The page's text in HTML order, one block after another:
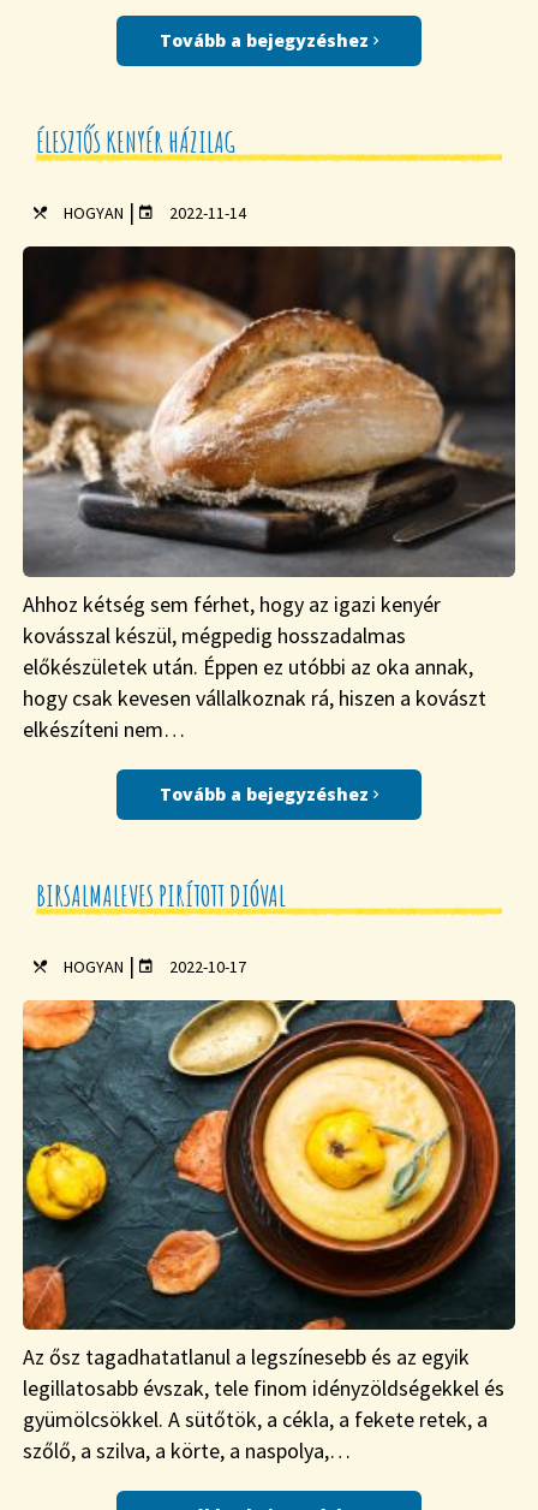
Tovább a bejegyzéshez
ÉLESZTŐS KENYÉR HÁZILAG
HOGYAN | 2022-11-14
Ahhoz kétség sem férhet, hogy az igazi kenyér
kovásszal készül, mégpedig hosszadalmas
előkészületek után. Éppen ez utóbbi az oka annak,
hogy csak kevesen vállalkoznak rá, hiszen a kovászt
elkészíteni nem…
Tovább a bejegyzéshez
BIRSALMALEVES PIRÍTOTT DIÓVAL
HOGYAN | 2022-10-17
Az ősz tagadhatatlanul a legszínesebb és az egyik
legillatosabb évszak, tele finom idényzöldségekkel és
gyümölcsökkel. A sütőtök, a cékla, a fekete retek, a
szőlő, a szilva, a körte, a naspolya,…